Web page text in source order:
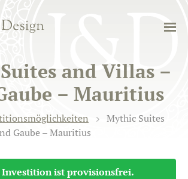
and Villas –
– Mauritius
Mythic Suites
Gaube – Mauritius
Investition ist provisionsfrei.